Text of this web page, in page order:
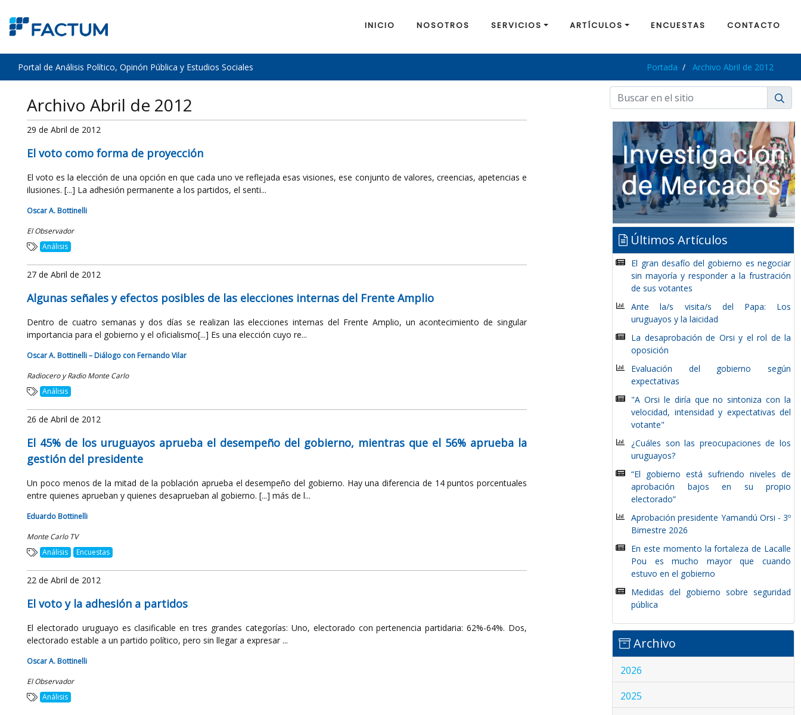
INICIO NOSOTROS SERVICIOS ARTÍCULOS ENCUESTAS CONTACTO
Portal de Análisis Político, Opinón Pública y Estudios Sociales Portada Archivo Abril de 2012
Archivo Abril de 2012
29 de Abril de 2012
El voto como forma de proyección
El voto es la elección de una opción en que cada uno ve reflejada esas visiones, ese conjunto de valores, creencias, apetencias e
ilusiones. [...] La adhesión permanente a los partidos, el senti...
Oscar A. Bottinelli
El Observador
Análisis
27 de Abril de 2012
Algunas señales y efectos posibles de las elecciones internas del Frente Amplio
Dentro de cuatro semanas y dos días se realizan las elecciones internas del Frente Amplio, un acontecimiento de singular
importancia para el gobierno y el oficialismo[...] Es una elección cuyo re...
Oscar A. Bottinelli – Diálogo con Fernando Vilar
Radiocero y Radio Monte Carlo
Análisis
26 de Abril de 2012
El 45% de los uruguayos aprueba el desempeño del gobierno, mientras que el 56% aprueba la
gestión del presidente
Un poco menos de la mitad de la población aprueba el desempeño del gobierno. Hay una diferencia de 14 puntos porcentuales
entre quienes aprueban y quienes desaprueban al gobierno. [...] más de l...
Eduardo Bottinelli
Monte Carlo TV
Análisis
Encuestas
22 de Abril de 2012
El voto y la adhesión a partidos
El electorado uruguayo es clasificable en tres grandes categorías: Uno, electorado con pertenencia partidaria: 62%-64%. Dos,
electorado estable a un partido político, pero sin llegar a expresar ...
Oscar A. Bottinelli
El Observador
Análisis
Últimos Artículos
El gran desafío del gobierno es negociar
sin mayoría y responder a la frustración
de sus votantes
Ante la/s visita/s del Papa: Los
uruguayos y la laicidad
La desaprobación de Orsi y el rol de la
oposición
Evaluación del gobierno según
expectativas
"A Orsi le diría que no sintoniza con la
velocidad, intensidad y expectativas del
votante"
¿Cuáles son las preocupaciones de los
uruguayos?
“El gobierno está sufriendo niveles de
aprobación bajos en su propio
electorado”
Aprobación presidente Yamandú Orsi - 3º
Bimestre 2026
En este momento la fortaleza de Lacalle
Pou es mucho mayor que cuando
estuvo en el gobierno
Medidas del gobierno sobre seguridad
pública
Archivo
2026
2025